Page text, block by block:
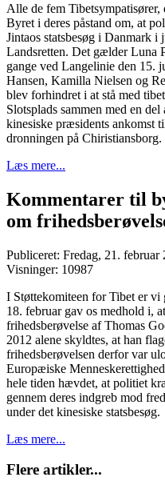
Alle de fem
Byret i deres påstand om, at
Jintaos statsbesøg i Danmark
Landsretten. Det gælder Luna
gange ved Langelinie den 15.
Hansen, Kamilla Nielsen og
blev forhindret i at stå med
Slotsplads sammen med en
kinesiske præsidents ankomst
dronningen på Chiristiansborg.
Læs mere...
Kommentarer til
om
Publiceret: Fredag, 21. februar
Visninger: 10987
I Støttekomiteen for Tibet er vi
18. februar gav os medhold i,
frihedsberøvelse af Thomas
2012 alene skyldtes, at han
frihedsberøvelsen derfor var
Europæiske
hele tiden hævdet, at politiet
gennem deres indgreb mod
under det kinesiske statsbesøg.
Læs mere...
Flere artikler...